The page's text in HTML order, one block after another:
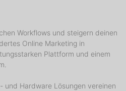
Workflows und steigern deinen
Online Marketing in
Plattform und einem
und Hardware Lösungen vereinen